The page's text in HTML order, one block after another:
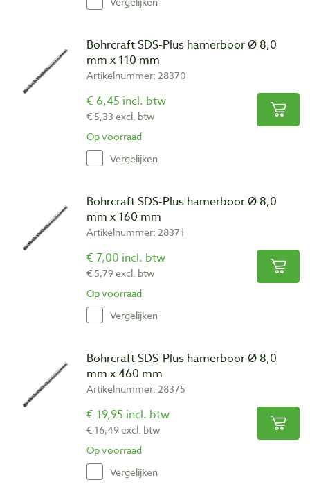
Bohrcraft SDS-Plus hamerboor Ø 8,0
mm x 110 mm
Artikelnummer: 28370
€ 6,45 incl. btw
€ 5,33 excl. btw
Op voorraad
Vergelijken
Bohrcraft SDS-Plus hamerboor Ø 8,0
mm x 160 mm
Artikelnummer: 28371
€ 7,00 incl. btw
€ 5,79 excl. btw
Op voorraad
Vergelijken
Bohrcraft SDS-Plus hamerboor Ø 8,0
mm x 460 mm
Artikelnummer: 28375
€ 19,95 incl. btw
€ 16,49 excl. btw
Op voorraad
Vergelijken